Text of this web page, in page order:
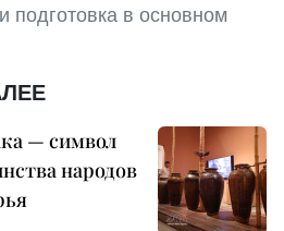
подготовка в основном
— символ
народов